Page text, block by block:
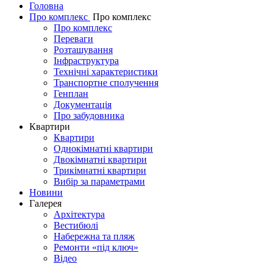
Головна
Про комплекс Про комплекс
Про комплекс
Переваги
Розташування
Інфраструктура
Технічні характеристики
Транспортне сполучення
Генплан
Документація
Про забудовника
Квартири
Квартири
Однокімнатні квартири
Двокімнатні квартири
Трикімнатні квартири
Вибір за параметрами
Новини
Галерея
Архітектура
Вестибюлі
Набережна та пляж
Ремонти «під ключ»
Відео